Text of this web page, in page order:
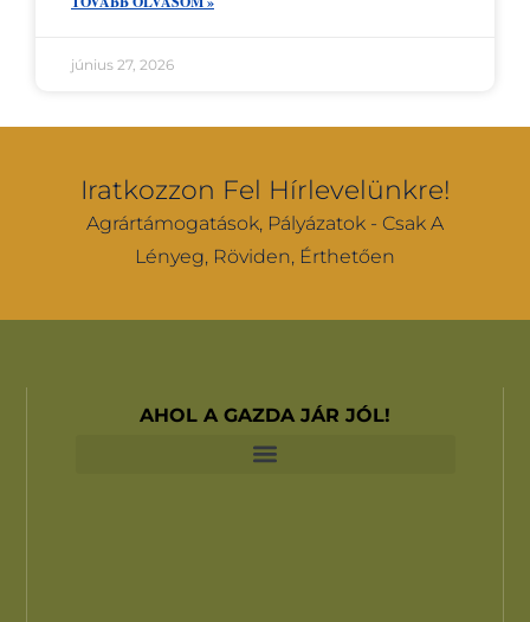
június 27, 2026
Iratkozzon Fel Hírlevelünkre!
Agrártámogatások, Pályázatok - Csak A
Lényeg, Röviden, Érthetően
AHOL A GAZDA JÁR JÓL!